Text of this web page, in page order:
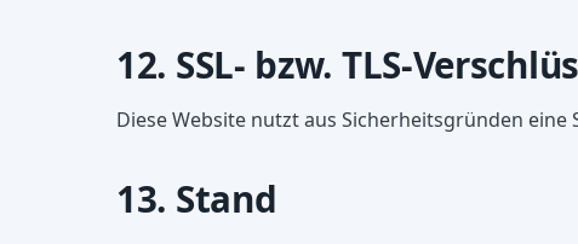
12. SSL- bzw. TLS-
Diese Website nutzt aus Sicherheitsgründen eine
13. Stand